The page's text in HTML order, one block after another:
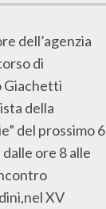
dell’agenzia
di
Giachetti
della
del prossimo 6
ore 8 alle
XV